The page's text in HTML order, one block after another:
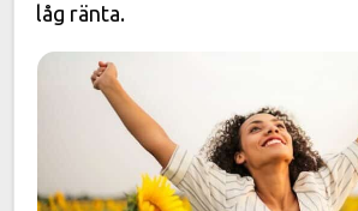
låg ränta.